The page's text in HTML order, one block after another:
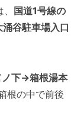
国道1号線の
谷駐車場入口
ノ下→箱根湯本
根の中で前後